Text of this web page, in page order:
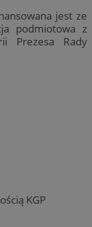
jest ze
podmiotowa z
Prezesa Rady
KGP